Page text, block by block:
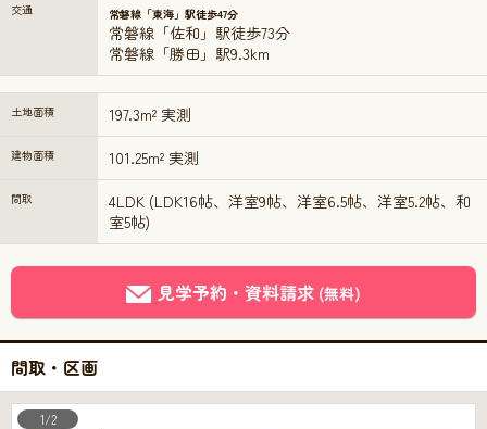
交通 常磐線「東海」駅徒歩47分
常磐線「佐和」駅徒歩73分
常磐線「勝田」駅9.3km
土地面積 197.3m² 実測
建物面積 101.25m² 実測
間取
4LDK (LDK16帖、洋室9帖、洋室6.5帖、洋室5.2帖、和
室5帖)
見学予約・資料請求 (無料)
間取・区画
1/2